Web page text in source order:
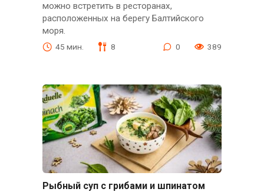
можно встретить в ресторанах,
расположенных на берегу Балтийского
моря.
45 мин. 8 0 389
Рыбный суп с грибами и шпинатом